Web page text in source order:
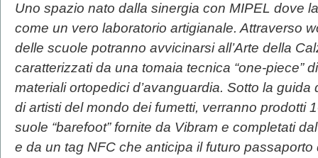
Uno spazio nato dalla sinergia con MIPEL dove
come un vero laboratorio artigianale. Attraverso
delle scuole potranno avvicinarsi all’Arte della
caratterizzati da una tomaia tecnica “one-piece”
materiali ortopedici d’avanguardia. Sotto la guida
di artisti del mondo dei fumetti, verranno prodotti
suole “barefoot” fornite da Vibram e completati
e da un tag NFC che anticipa il futuro